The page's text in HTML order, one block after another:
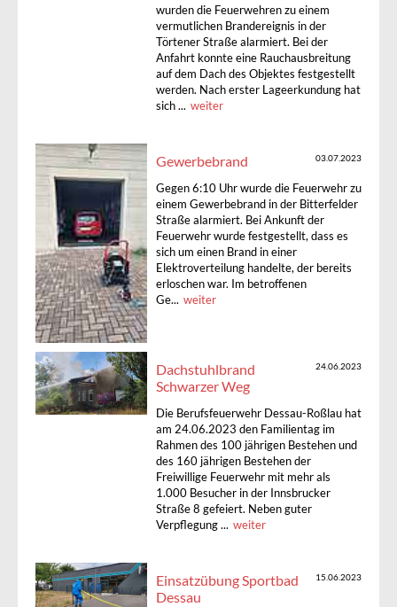
wurden die Feuerwehren zu einem
vermutlichen Brandereignis in der
Törtener Straße alarmiert. Bei der
Anfahrt konnte eine Rauchausbreitung
auf dem Dach des Objektes festgestellt
werden. Nach erster Lageerkundung hat
sich ... weiter
03.07.2023
Gewerbebrand
Gegen 6:10 Uhr wurde die Feuerwehr zu
einem Gewerbebrand in der Bitterfelder
Straße alarmiert. Bei Ankunft der
Feuerwehr wurde festgestellt, dass es
sich um einen Brand in einer
Elektroverteilung handelte, der bereits
erloschen war. Im betroffenen
Ge... weiter
24.06.2023
Dachstuhlbrand
Schwarzer Weg
Die Berufsfeuerwehr Dessau-Roßlau hat
am 24.06.2023 den Familientag im
Rahmen des 100 jährigen Bestehen und
des 160 jährigen Bestehen der
Freiwillige Feuerwehr mit mehr als
1.000 Besucher in der Innsbrucker
Straße 8 gefeiert. Neben guter
Verpflegung ... weiter
15.06.2023
Einsatzübung Sportbad
Dessau